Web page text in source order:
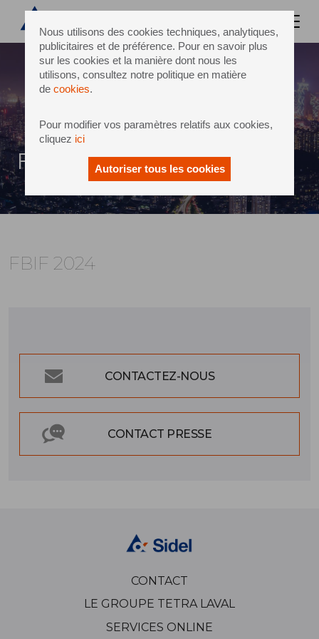
Nous utilisons des cookies techniques, analytiques,
publicitaires et de préférence. Pour en savoir plus
sur les cookies et la manière dont nous les
utilisons, consultez notre politique en matière
de cookies.
Pour modifier vos paramètres relatifs aux cookies,
cliquez ici
Autoriser tous les cookies
FBIF 2024
FBIF 2024
CONTACTEZ-NOUS
CONTACT PRESSE
CONTACT
LE GROUPE TETRA LAVAL
SERVICES ONLINE